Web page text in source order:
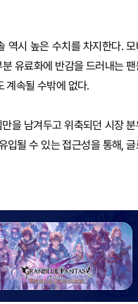
역시 높은 수치를 차지한다. 모
유료화에 반감을 드러내는 팬
계속될 수밖에 없다.
을 남겨두고 위축되던 시장 분
입될 수 있는 접근성을 통해, 글